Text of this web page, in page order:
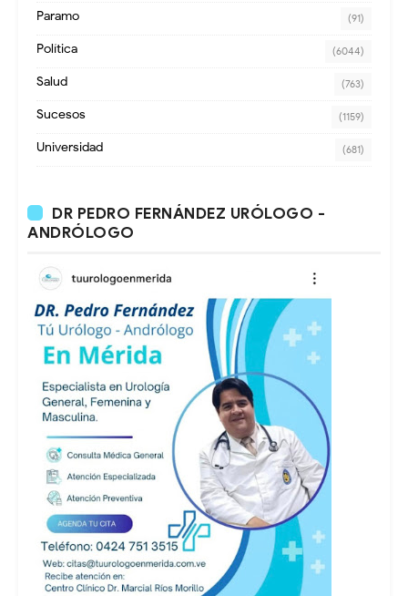
Paramo (91)
Política (6044)
Salud (763)
Sucesos (1159)
Universidad (681)
DR PEDRO FERNÁNDEZ URÓLOGO -
ANDRÓLOGO